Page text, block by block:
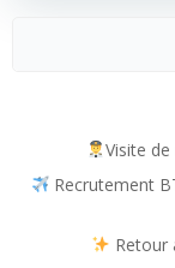
Visite
Recrutement
Retour